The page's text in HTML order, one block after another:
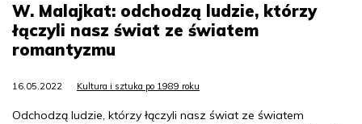
W. Malajkat: odchodzą ludzie, którzy
łączyli nasz świat ze światem
romantyzmu
16.05.2022 Kultura i sztuka po 1989 roku
Odchodzą ludzie, którzy łączyli nasz świat ze światem